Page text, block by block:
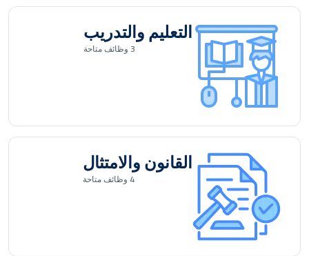
التعليم والتدريب
3وظائف متاحة
القانون والامتثال
4 وظائف متاحة